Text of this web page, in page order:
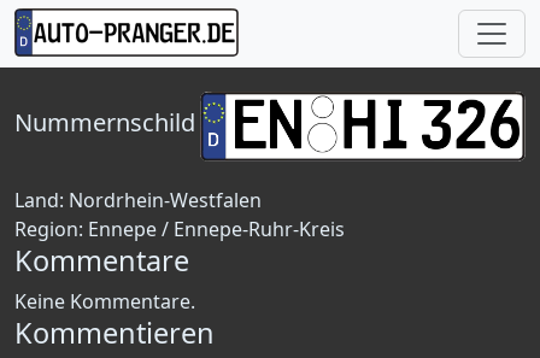
Nummernschild
Land: Nordrhein-Westfalen
Region: Ennepe / Ennepe-Ruhr-Kreis
Kommentare
Keine Kommentare.
Kommentieren